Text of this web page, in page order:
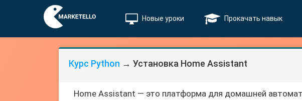
Новые уроки Прокачать навык
Курс Python → Установка Home Assistant
Home Assistant — это платформа для домашней